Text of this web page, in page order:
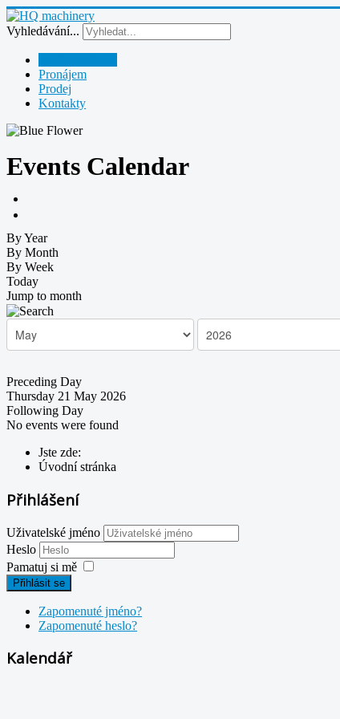
Vyhledávání...
Pronájem
Prodej
Kontakty
Events Calendar
By Year
By Month
By Week
Today
Jump to month
Preceding Day
Thursday 21 May 2026
Following Day
No events were found
Jste zde:
Úvodní stránka
Přihlášení
Uživatelské jméno
Heslo
Pamatuj si mě
Přihlásit se
Zapomenuté jméno?
Zapomenuté heslo?
Kalendář